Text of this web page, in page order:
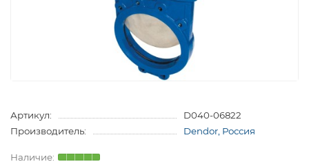
Артикул:
D040-06822
Производитель:
Dendor, Россия